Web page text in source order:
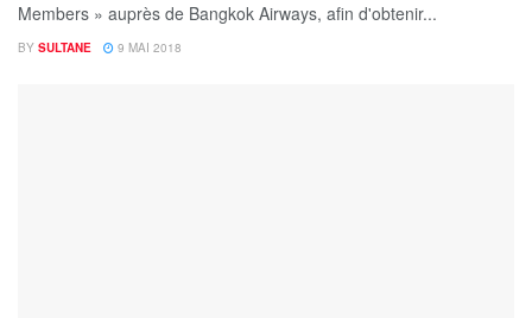
Members » auprès de Bangkok Airways, afin d'obtenir...
BY SULTANE 9 MAI 2018